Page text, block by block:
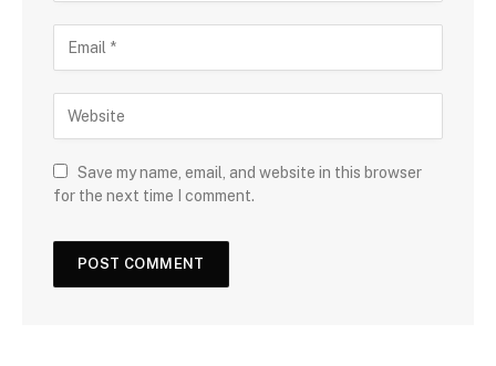
Save my name, email, and website in this browser
for the next time I comment.